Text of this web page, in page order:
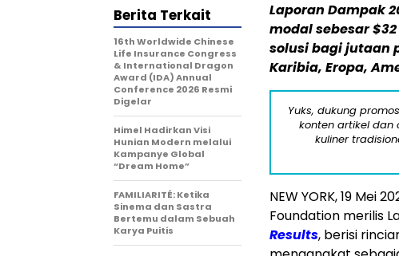
Laporan Dampak
modal sebesar
solusi bagi jutaan
Karibia, Eropa,
Yuks, dukung
konten artikel dan
kuliner
NEW YORK,19 Mei
Foundation merilis
Results, berisi
Berita Terkait
16th Worldwide Chinese
Life Insurance Congress
& International Dragon
Award (IDA) Annual
Conference 2026 Resmi
Digelar
Himel Hadirkan Visi
Hunian Modern melalui
Kampanye Global
“Dream Home”
FAMILIARITÉ: Ketika
Sinema dan Sastra
Bertemu dalam Sebuah
Karya Puitis